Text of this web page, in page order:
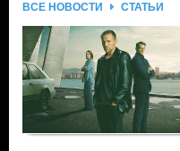
ВСЕ НОВОСТИ СТАТЬИ